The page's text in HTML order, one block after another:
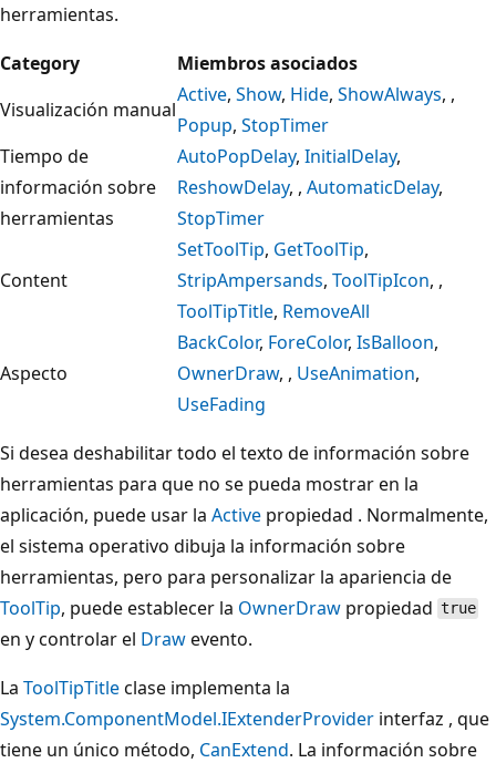
herramientas.
Category
Miembros asociados
Visualización manual
Active, Show, Hide, ShowAlways, ,
Popup, StopTimer
Tiempo de
información sobre
herramientas
AutoPopDelay, InitialDelay,
ReshowDelay, , AutomaticDelay,
StopTimer
Content
SetToolTip, GetToolTip,
StripAmpersands, ToolTipIcon, ,
ToolTipTitle, RemoveAll
Aspecto
BackColor, ForeColor, IsBalloon,
OwnerDraw, , UseAnimation,
UseFading
Si desea deshabilitar todo el texto de información sobre
herramientas para que no se pueda mostrar en la
aplicación, puede usar la Active propiedad . Normalmente,
el sistema operativo dibuja la información sobre
herramientas, pero para personalizar la apariencia de
ToolTip, puede establecer la OwnerDraw propiedad true
en y controlar el Drawevento.
La ToolTipTitleclase implementa la
System.ComponentModel.IExtenderProvider interfaz , que
tiene un único método, CanExtend. La información sobre